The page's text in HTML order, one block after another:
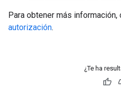
Para obtener más información,
autorización.
¿Te ha